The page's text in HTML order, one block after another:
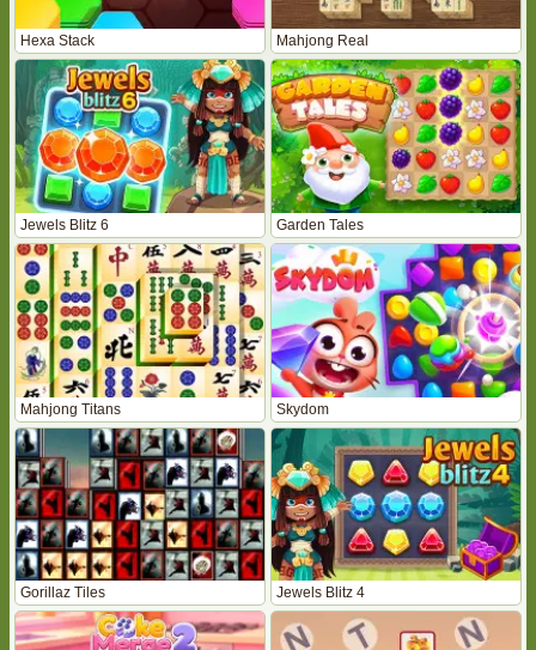
Hexa Stack Mahjong Real
Jewels Blitz 6 Garden Tales
Mahjong Titans Skydom
Gorillaz Tiles Jewels Blitz 4